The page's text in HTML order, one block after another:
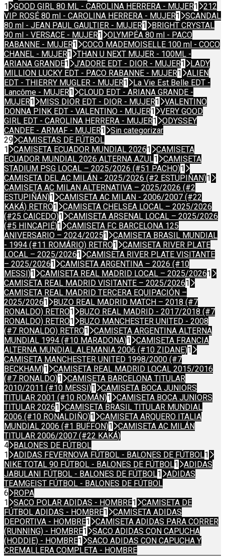
1
GOOD GIRL 80 ML - CAROLINA HERRERA - MUJER1
212
VIP ROSÉ 80 ml - CAROLINA HERRERA - MUJER1
SCANDAL
80 ml - JEAN PAUL GAULTIER - MUJER1
BRIGHT CRYSTAL
90 ml - VERSACE - MUJER1
OLYMPÉA 80 ml - PACO
RABANNE - MUJER1
COCO MADEMOISELLE 100 ml - COCO
CHANEL - MUJER1
THAN U NEXT MUJER - 100ML -
ARIANA GRANDE1 J'ADORE EDT - DIOR - MUJER1
LADY
MILLION LUCKY EDT - PACO RABANNE - MUJER1
ALIEN
EDT - THIERRY MUGLER - MUJER1
La Vie Est Belle EDT -
Lancôme - MUJER1
CLOUD EDT - ARIANA GRANDE -
MUJER1 MISS DIOR EDT - DIOR - MUJER1
VALENTINO
DONNA PINK EDT - VALENTINO - MUJER1
VERY GOOD
GIRL EDT - CAROLINA HERRERA - MUJER1
ODYSSEY
CANDEE - ARMAF - MUJER1
Sin categorizar
29 CAMISETAS DE FÚTBOL
1
CAMISETA ECUADOR MUNDIAL 20261
CAMISETA
ECUADOR MUNDIAL 2026 ALTERNA AZUL1
CAMISETA
STADIUM PSG LOCAL – 2025/2026 (#51 PACHO)1
CAMISETA DEL AC MILÁN - 2025/2026 (#2 ESTUPIÑAN)1
CAMISETA AC MILAN ALTERNATIVA – 2025/2026 (#2
ESTUPIÑÁN)1
CAMISETA AC MILAN - 2006/2007 (#22
KAKÁ) RETRO1
CAMISETA CHELSEA LOCAL – 2025/2026
(#25 CAICEDO)1
CAMISETA ARSENAL LOCAL – 2025/2026
(#5 HINCAPIÉ)1
CAMISETA FC BARCELONA 125
ANIVERSARIO – 2024/20251
CAMISETA BRASIL MUNDIAL
- 1994 (#11 ROMÁRIO) RETRO1
CAMISETA RIVER PLATE
LOCAL – 2025/20261
CAMISETA RIVER PLATE VISITANTE
– 2025/20261
CAMISETA ARGENTINA – 2026 (#10
MESSI)1 CAMISETA REAL MADRID LOCAL – 2025/20261
CAMISETA REAL MADRID VISITANTE – 2025/20261
CAMISETA REAL MADRID TERCERA EQUIPACIÓN –
2025/20261
BUZO REAL MADRID MATCH – 2018 (#7
RONALDO) RETRO1
BUZO REAL MADRID - 2017/2018 (#7
RONALDO) RETRO1
BUZO MANCHESTER UNITED - 2008
(#7 RONALDO) RETRO1
CAMISETA ARGENTINA ALTERNA
MUNDIAL 1994 (#10 MARADONA)1
CAMISETA FRANCIA
ALTERNA MUNDIAL ALEMANIA 2006 (#10 ZIDANE)1
CAMISETA MANCHESTER UNITED 1998/2000 (#7
BECKHAM)1
CAMISETA REAL MADRID LOCAL 2015/2016
(#7 RONALDO)1
CAMISETA BARCELONA TITULAR
2010/2011 (#10 MESSI)1
CAMISETA BOCA JUNIORS
TITULAR 2001 (#10 ROMÁN)1
CAMISETA BOCA JUNIORS
TITULAR 20261
CAMISETA BRASIL TITULAR MUNDIAL
2006 (#10 RONALDIÑO)1
CAMISETA ARQUERO ITALIA
MUNDIAL 2006 (#1 BUFFON)1
CAMISETA AC MILÁN
TITULAR 2006/2007 (#22 KAKÁ)
4
BALONES DE FÚTBOL
1
ADIDAS FEVERNOVA FÚTBOL - BALONES DE FÚTBOL1
NIKE TOTAL 90 FÚTBOL - BALONES DE FÚTBOL1
ADIDAS
JABULANI FÚTBOL - BALONES DE FÚTBOL1
ADIDAS
TEAMGEIST FÚTBOL - BALONES DE FÚTBOL
6
ROPA
1
SACO POLAR ADIDAS - HOMBRE1
CAMISETA DE
FÚTBOL ADIDAS - HOMBRE1
CAMISETA ADIDAS
DEPORTIVA - HOMBRE1
CAMISETA ADIDAS PARA CORRER
(RUNNING) - HOMBRE1
SACO ADIDAS CON CAPUCHA
(HODDIE) - HOMBRE1
SACO ADIDAS CON CAPUCHA Y
CREMALLERA COMPLETA - HOMBRE